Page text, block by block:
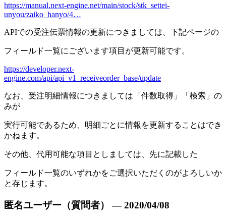
https://manual.next-engine.net/main/stock/stk_settei-
unyou/zaiko_hanyo/4…
APIでの受注伝票情報の更新につきましては、下記ページの
フィールド一覧にございます項目が更新可能です。
https://developer.next-
engine.com/api/api_v1_receiveorder_base/update
なお、受注明細情報につきましては「件数取得」「検索」の
みが
実行可能であるため、明細ごとに情報を更新することはでき
かねます。
その他、代用可能な項目としましては、先に記載した
フィールド一覧のいずれかをご選択いただくのがよろしいか
と存じます。
匿名ユーザー（質問者） — 2020/04/08